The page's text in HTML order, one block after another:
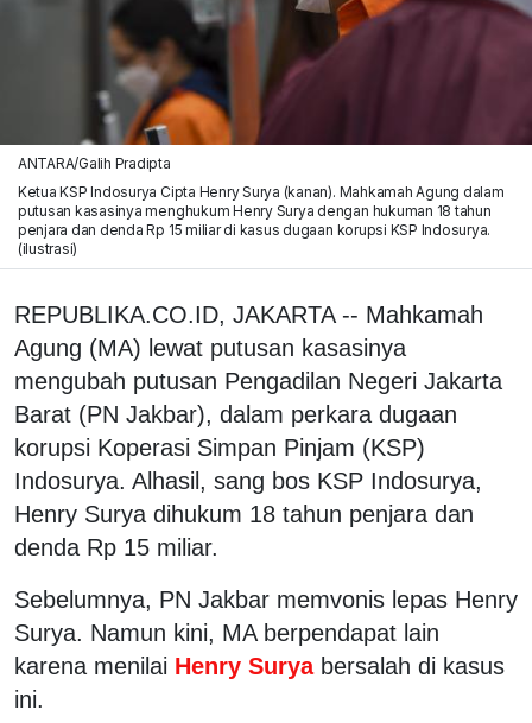
ANTARA/Galih Pradipta
Ketua KSP Indosurya Cipta Henry Surya (kanan). Mahkamah Agung dalam
putusan kasasinya menghukum Henry Surya dengan hukuman 18 tahun
penjara dan denda Rp 15 miliar di kasus dugaan korupsi KSP Indosurya.
(ilustrasi)
REPUBLIKA.CO.ID, JAKARTA -- Mahkamah
Agung (MA) lewat putusan kasasinya
mengubah putusan Pengadilan Negeri Jakarta
Barat (PN Jakbar), dalam perkara dugaan
korupsi Koperasi Simpan Pinjam (KSP)
Indosurya. Alhasil, sang bos KSP Indosurya,
Henry Surya dihukum 18 tahun penjara dan
denda Rp 15 miliar.
Sebelumnya, PN Jakbar memvonis lepas Henry
Surya. Namun kini, MA berpendapat lain
karena menilai Henry Surya bersalah di kasus
ini.